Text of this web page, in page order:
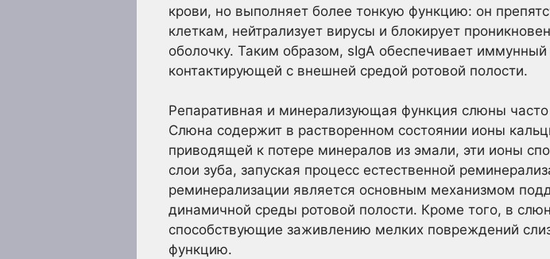
крови, но выполняет более тонкую функцию: он
клеткам, нейтрализует вирусы и блокирует
оболочку. Таким образом, sIgA обеспечивает
контактирующей с внешней средой ротовой полости.
Репаративная и минерализующая функция слюны
Слюна содержит в растворенном состоянии ионы
приводящей к потере минералов из эмали, эти ионы
слои зуба, запуская процесс естественной
реминерализации является основным механизмом
динамичной среды ротовой полости. Кроме того, в
способствующие заживлению мелких повреждений
функцию.